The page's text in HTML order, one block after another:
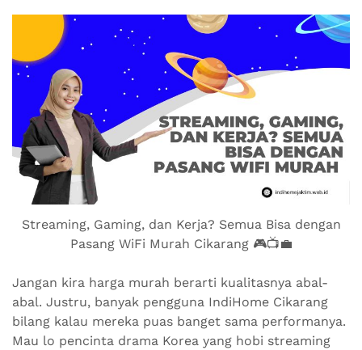
Streaming, Gaming, dan Kerja? Semua Bisa dengan
Pasang WiFi Murah Cikarang 🎮📺💼
Jangan kira harga murah berarti kualitasnya abal-
abal. Justru, banyak pengguna IndiHome Cikarang
bilang kalau mereka puas banget sama performanya.
Mau lo pencinta drama Korea yang hobi streaming